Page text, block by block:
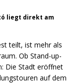
liegt direkt am
teilt, ist mehr als
Ob Stand-up-
Die Stadt eröffnet
auf dem